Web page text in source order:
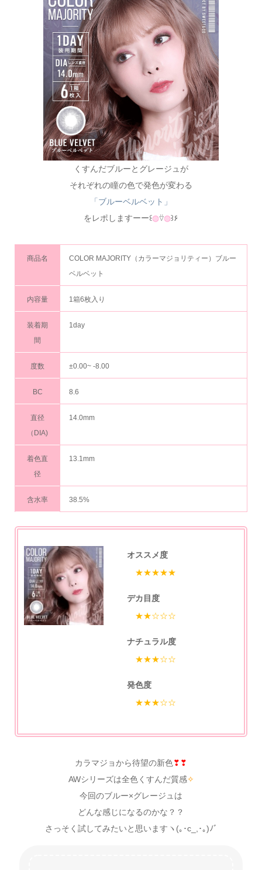
くすんだブルーとグレージュが
それぞれの瞳の色で発色が変わる
「ブルーベルベット」
をレポしますーー꒰◍⍢◍꒱۶
商品名
COLOR MAJORITY（カラーマジョリティー）ブルー
ベルベット
内容量 1箱6枚入り
装着期
間
1day
度数 ±0.00~ -8.00
BC 8.6
直径
（DIA)
14.0mm
着色直
径
13.1mm
含水率 38.5%
オススメ度
★★★★★
デカ目度
★★☆☆☆
ナチュラル度
★★★☆☆
発色度
★★★☆☆
カラマジョから待望の新色❣❣
AWシリーズは全色くすんだ質感✧
今回のブルー×グレージュは
どんな感じになるのかな？？
さっそく試してみたいと思いますヽ(｡･c_,･｡)ﾉﾞ